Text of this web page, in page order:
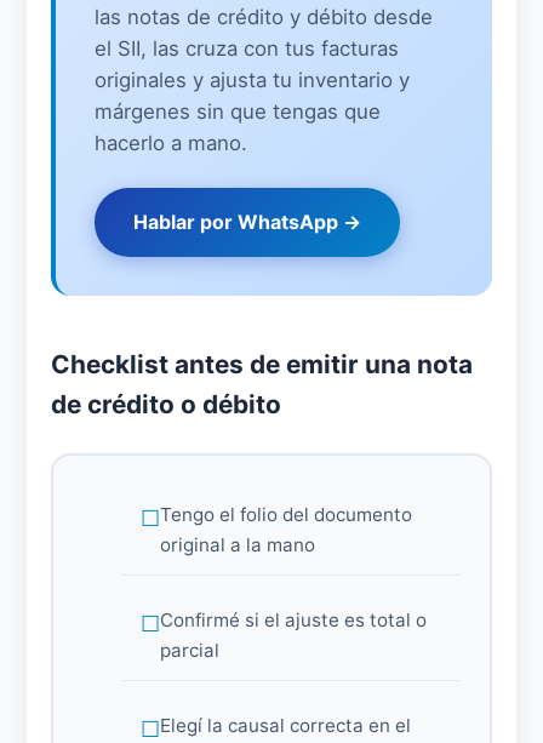
las notas de crédito y débito desde
el SII, las cruza con tus facturas
originales y ajusta tu inventario y
márgenes sin que tengas que
hacerlo a mano.
Hablar por WhatsApp →
Checklist antes de emitir una nota
de crédito o débito
Tengo el folio del documento
original a la mano
Confirmé si el ajuste es total o
parcial
Elegí la causal correcta en el